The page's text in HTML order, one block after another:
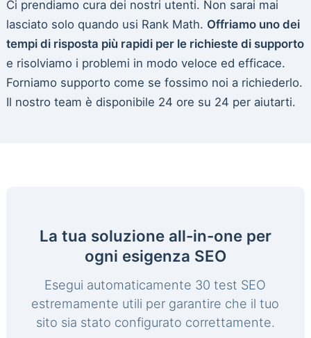
Ci prendiamo cura dei nostri utenti. Non sarai mai
lasciato solo quando usi Rank Math. Offriamo uno dei
tempi di risposta più rapidi per le richieste di supporto
e risolviamo i problemi in modo veloce ed efficace.
Forniamo supporto come se fossimo noi a richiederlo.
Il nostro team è disponibile 24 ore su 24 per aiutarti.
La tua soluzione all-in-one per
ogni esigenza SEO
Esegui automaticamente 30 test SEO
estremamente utili per garantire che il tuo
sito sia stato configurato correttamente.